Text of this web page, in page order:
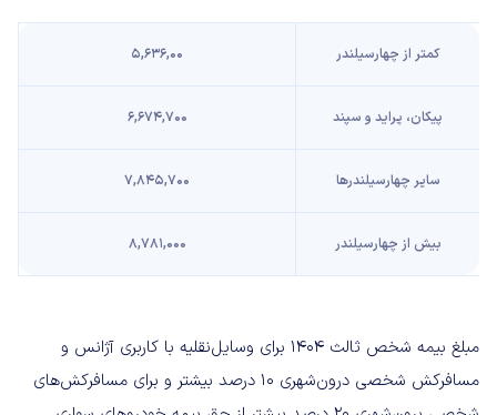
کمتر از چهارسیلندر ۵,۶۳۶,۰۰
پیکان، پراید و سپند ۶,۶۷۴,۷۰۰
سایر چهارسیلندرها ۷,۸۴۵,۷۰۰
بیش از چهارسیلندر ۸,۷۸۱,۰۰۰
مبلغ بیمه شخص ثالث ۱۴۰۴ برای وسایل‌نقلیه با کاربری آژانس و
مسافرکش شخصی درون‌شهری ۱۰ درصد بیشتر و برای مسافرکش‌های